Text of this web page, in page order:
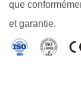
que
et garantie.